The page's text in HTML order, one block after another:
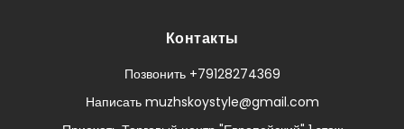
Контакты
Позвонить +79128274369
Написать muzhskoystyle@gmail.com